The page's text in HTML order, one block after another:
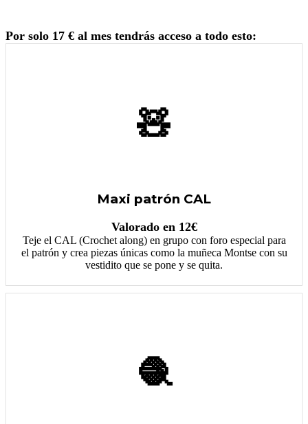
Por solo 17 € al mes tendrás acceso a todo esto:
🧸
Maxi patrón CAL
Valorado en 12€
Teje el CAL (Crochet along) en grupo con foro especial para
el patrón y crea piezas únicas como la muñeca Montse con su
vestidito que se pone y se quita.
🧶